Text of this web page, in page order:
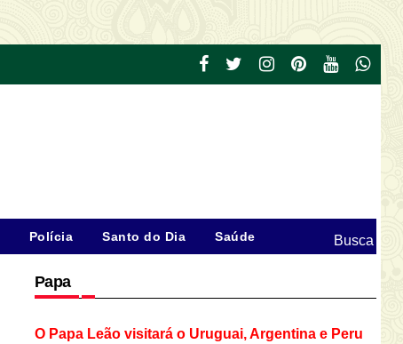
Polícia Santo do Dia Saúde Busca
Papa
O Papa Leão visitará o Uruguai, Argentina e Peru